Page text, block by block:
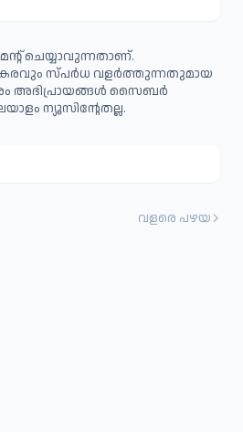
ചെയ്യാവുന്നതാണ്.
സ്പര്‍ധ വളര്‍ത്തുന്നതുമായ
അഭിപ്രായങ്ങള്‍ സൈബര്‍
ന്യൂസിന്റേതല്ല.
വളരെ പഴയ